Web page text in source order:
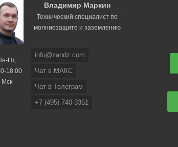
Пт,
18:00
Мск
Владимир Маркин
Технический специалист по
молниезащите и заземлению
info@zandz.com
Чат в МАКС
Чат в Телеграм
+7 (495) 740-3351